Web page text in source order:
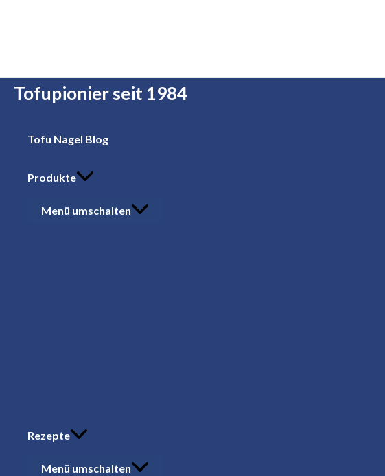
Tofupionier seit 1984
Tofu Nagel Blog
Produkte
Menü umschalten
Rezepte
Menü umschalten